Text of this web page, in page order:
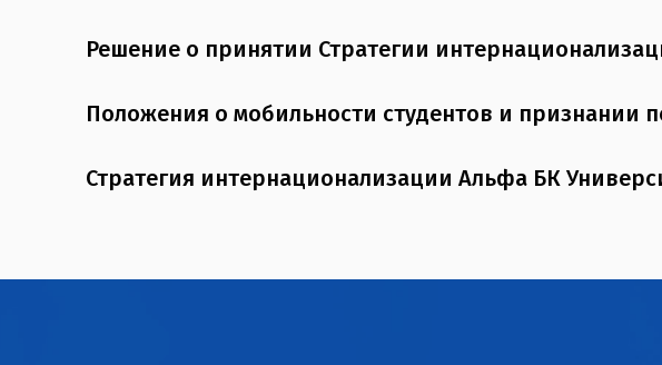
Решение о принятии Стратегии
Положения о мобильности студентов и признании
Стратегия интернационализации Альфа БК